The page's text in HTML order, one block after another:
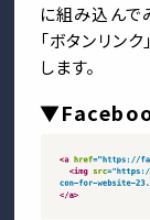
に組み込んで
「ボタンリン
します。